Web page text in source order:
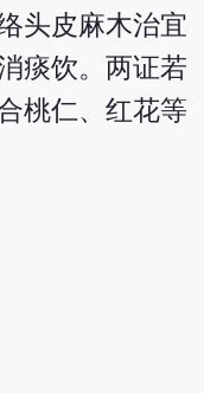
头皮麻木治宜
痰饮。两证若
桃仁、红花等